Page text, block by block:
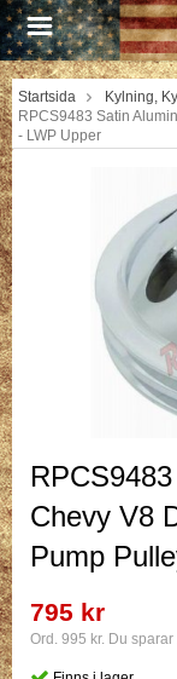
Startsida
Kylning,
RPCS9483 Satin
- LWP Upper
Chevy V8
Pump
795 kr
Ord. 995 kr. Du